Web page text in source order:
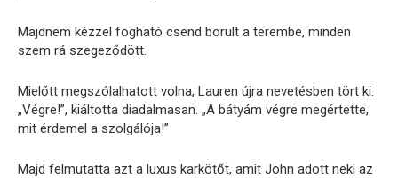
Majdnem kézzel fogható csend borult a terembe, minden
szem rá szegeződött.
Mielőtt megszólalhatott volna, Lauren újra nevetésben tört ki.
„Végre!”, kiáltotta diadalmasan. „A bátyám végre megértette,
mit érdemel a szolgálója!”
Majd felmutatta azt a luxus karkötőt, amit John adott neki az